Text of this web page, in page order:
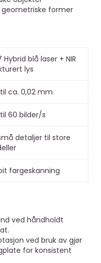
geometriske former
Hybrid blå laser + NIR
lys
ca. 0,02 mm
60 bilder/s
detaljer til store
fargeskanning
ved håndholdt
ved bruk av gjør
for konsistent